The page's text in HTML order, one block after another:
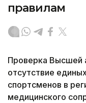
правилам
Проверка Высшей
отсутствие
спортсменов в
медицинского